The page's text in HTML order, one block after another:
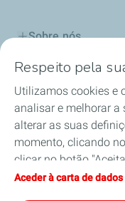
Sobre nós
Os Nossos
Os Nossos
Qualidade e
Meio Ambiente
Respeito pela
Utilizamos cookies e
analisar e melhorar a
alterar as suas
momento, clicando
clicar no botão
de todos os cookies.
Aceder à carta de